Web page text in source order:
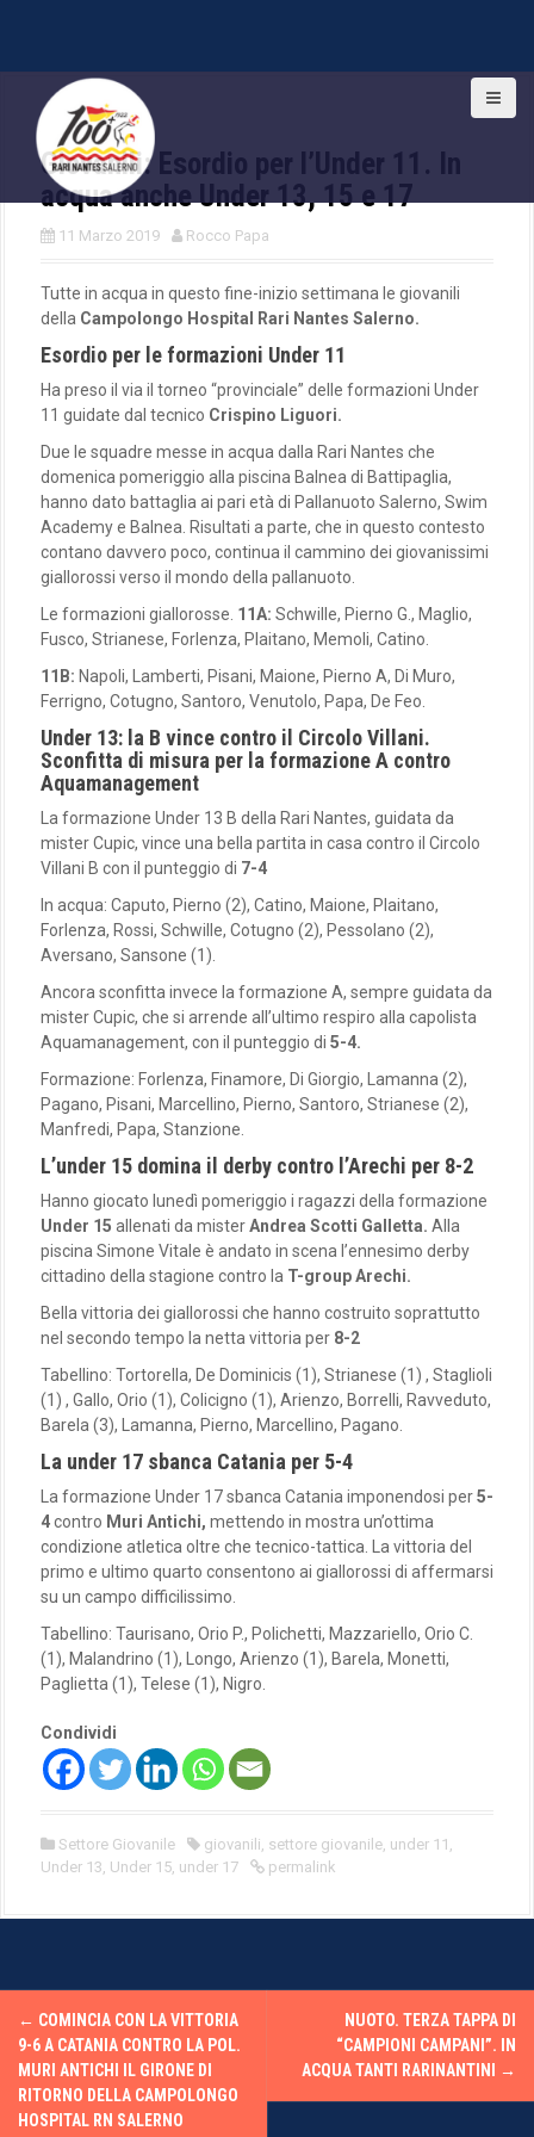
o
Giovanili: Esordio per l’Under 11. In
acqua anche Under 13, 15 e 17
11 Marzo 2019 Rocco Papa
Tutte in acqua in questo fine-inizio settimana le giovanili
della Campolongo Hospital Rari Nantes Salerno.
Esordio per le formazioni Under 11
Ha preso il via il torneo “provinciale” delle formazioni Under
11 guidate dal tecnico Crispino Liguori.
Due le squadre messe in acqua dalla Rari Nantes che
domenica pomeriggio alla piscina Balnea di Battipaglia,
hanno dato battaglia ai pari età di Pallanuoto Salerno, Swim
Academy e Balnea. Risultati a parte, che in questo contesto
contano davvero poco, continua il cammino dei giovanissimi
giallorossi verso il mondo della pallanuoto.
Le formazioni giallorosse. 11A: Schwille, Pierno G., Maglio,
Fusco, Strianese, Forlenza, Plaitano, Memoli, Catino.
11B: Napoli, Lamberti, Pisani, Maione, Pierno A, Di Muro,
Ferrigno, Cotugno, Santoro, Venutolo, Papa, De Feo.
Under 13: la B vince contro il Circolo Villani.
Sconfitta di misura per la formazione A contro
Aquamanagement
La formazione Under 13 B della Rari Nantes, guidata da
mister Cupic, vince una bella partita in casa contro il Circolo
Villani B con il punteggio di 7-4
In acqua: Caputo, Pierno (2), Catino, Maione, Plaitano,
Forlenza, Rossi, Schwille, Cotugno (2), Pessolano (2),
Aversano, Sansone (1).
Ancora sconfitta invece la formazione A, sempre guidata da
mister Cupic, che si arrende all’ultimo respiro alla capolista
Aquamanagement, con il punteggio di 5-4.
Formazione: Forlenza, Finamore, Di Giorgio, Lamanna (2),
Pagano, Pisani, Marcellino, Pierno, Santoro, Strianese (2),
Manfredi, Papa, Stanzione.
L’under 15 domina il derby contro l’Arechi per 8-2
Hanno giocato lunedì pomeriggio i ragazzi della formazione
Under 15 allenati da misterAndrea Scotti Galletta. Alla
piscina Simone Vitale è andato in scena l’ennesimo derby
cittadino della stagione contro la T-group Arechi.
Bella vittoria dei giallorossi che hanno costruito soprattutto
nel secondo tempo la netta vittoria per 8-2
Tabellino: Tortorella, De Dominicis (1), Strianese (1) , Staglioli
(1) , Gallo, Orio (1), Colicigno (1), Arienzo, Borrelli, Ravveduto,
Barela (3), Lamanna, Pierno, Marcellino, Pagano.
La under 17 sbanca Catania per 5-4
La formazione Under 17 sbanca Catania imponendosi per5-
4contro Muri Antichi, mettendo in mostra un’ottima
condizione atletica oltre che tecnico-tattica. La vittoria del
primo e ultimo quarto consentono ai giallorossi di affermarsi
su un campo difficilissimo.
Tabellino: Taurisano, Orio P., Polichetti, Mazzariello, Orio C.
(1), Malandrino (1), Longo, Arienzo (1), Barela, Monetti,
Paglietta (1), Telese (1), Nigro.
Condividi
Settore Giovanile giovanili, settore giovanile, under 11 ,
Under 13, Under 15, under 17 permalink
P← COMINCIA CON LA VITTORIA
9-6 A CATANIA CONTRO LA POL.
MURI ANTICHI IL GIRONE DI
RITORNO DELLA CAMPOLONGO
HOSPITAL RN SALERNO
NUOTO. TERZA TAPPA DI
“CAMPIONI CAMPANI”. IN
ACQUA TANTI RARINANTINI
→